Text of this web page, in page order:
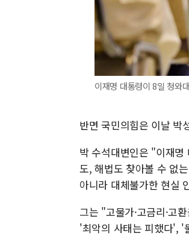
이재명 대통령이 8일 청와
반면 국민의힘은 이날 박
박 수석대변인은 "이재명
도, 해법도 찾아볼 수 없
아니라 대체불가한 현실
그는 "고물가·고금리·고
'최악의 사태는 피했다', '